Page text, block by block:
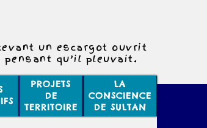
un escargot ouvrit
pensant qu’il pleuvait.
exact !
PROJETS
DE
TERRITOIRE
LA
CONSCIENCE
DE SULTAN